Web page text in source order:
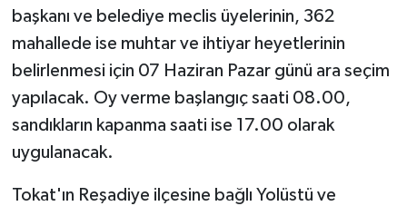
başkanı ve belediye meclis üyelerinin, 362
mahallede ise muhtar ve ihtiyar heyetlerinin
belirlenmesi için 07 Haziran Pazar günü ara seçim
yapılacak. Oy verme başlangıç saati 08.00,
sandıkların kapanma saati ise 17.00 olarak
uygulanacak.
Tokat'ın Reşadiye ilçesine bağlı Yolüstü ve